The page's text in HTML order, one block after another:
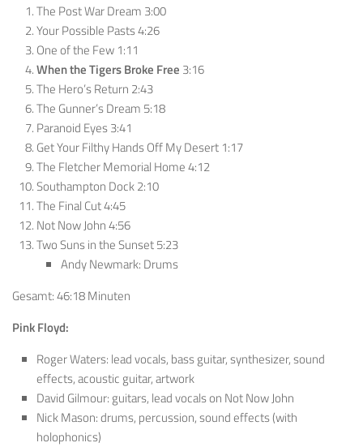
The Post War Dream 3:00
Your Possible Pasts 4:26
One of the Few 1:11
When the Tigers Broke Free 3:16
The Hero’s Return 2:43
The Gunner’s Dream 5:18
Paranoid Eyes 3:41
Get Your Filthy Hands Off My Desert 1:17
The Fletcher Memorial Home 4:12
Southampton Dock 2:10
The Final Cut 4:45
Not Now John 4:56
Two Suns in the Sunset 5:23
Andy Newmark: Drums
Gesamt: 46:18 Minuten
Pink Floyd:
Roger Waters: lead vocals, bass guitar, synthesizer, sound
effects, acoustic guitar, artwork
David Gilmour: guitars, lead vocals on Not Now John
Nick Mason: drums, percussion, sound effects (with
holophonics)